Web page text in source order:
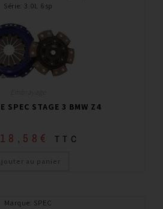
Série: 3.0L 6sp
SPEC STAGE 3 BMW Z4
€ TTC
au panier
Marque: SPEC